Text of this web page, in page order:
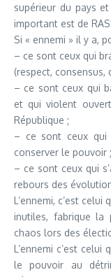
supérieur du pays
important est de
Si « ennemi » il y a,
– ce sont ceux qui
(respect, consensus,
– ce sont ceux qui
et qui violent
République ;
– ce sont ceux qui
conserver le pouvoir ;
– ce sont ceux qui
rebours des
L’ennemi, c’est
inutiles, fabrique la
chaos lors des
L’ennemi c’est
le pouvoir au